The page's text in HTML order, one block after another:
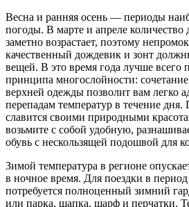
Весна и ранняя осень — периоды
погоды. В марте и апреле
заметно возрастает, поэтому
качественный дождевик и зонт
вещей. В это время года лучше всего
принципа многослойности:
верхней одежды позволит вам легко
перепадам температур в течение дня.
славится своими природными
возьмите с собой удобную,
обувь с нескользящей подошвой для
Зимой температура в регионе
в ночное время. Для поездки в
потребуется полноценный зимний
или парка, шапка, шарф и перчатки.